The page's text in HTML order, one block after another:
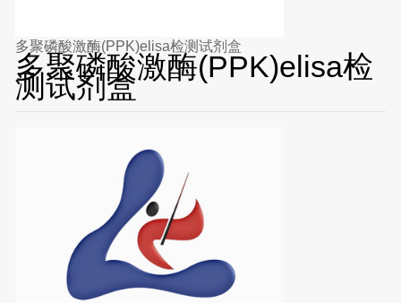
多聚磷酸激酶(PPK)elisa检测试剂盒
多聚磷酸激酶(PPK)elisa检
测试剂盒